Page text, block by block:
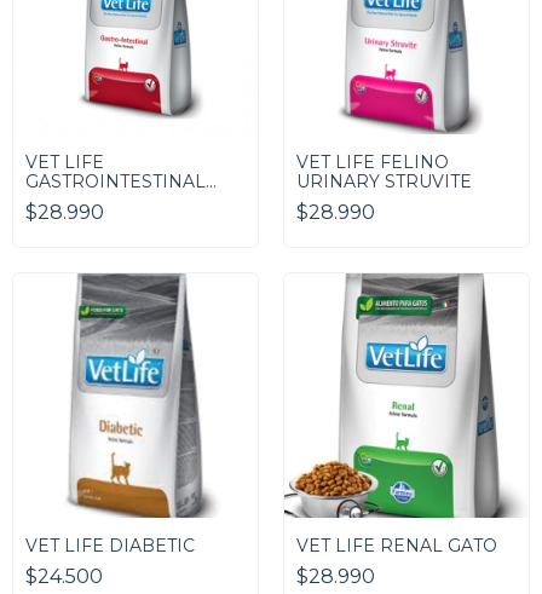
VET LIFE
GASTROINTESTINAL
(FELINO) 2 KG
$28.990
VET LIFE FELINO
URINARY STRUVITE
$28.990
VET LIFE DIABETIC
$24.500
VET LIFE RENAL GATO
$28.990